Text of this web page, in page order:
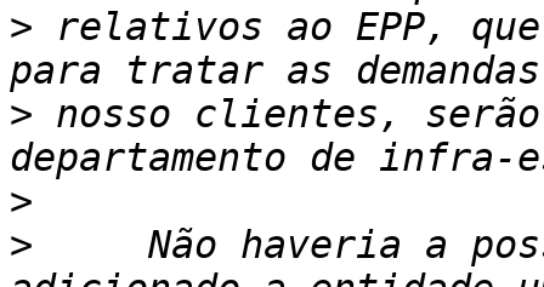
> relativos ao EPP,
> nosso clientes, serão
>
>
Não haveria a